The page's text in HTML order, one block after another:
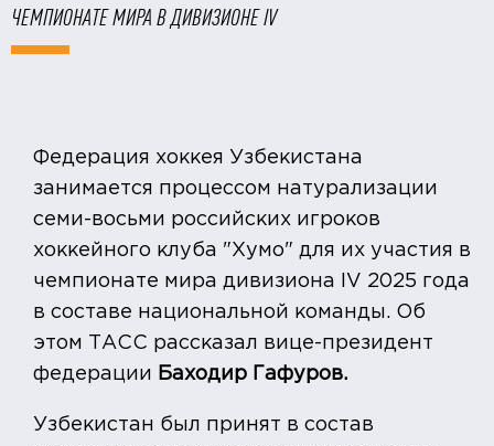
ЧЕМПИОНАТЕ МИРА В ДИВИЗИОНЕ IV
Федерация хоккея Узбекистана
занимается процессом натурализации
семи-восьми российских игроков
хоккейного клуба "Хумо" для их участия в
чемпионате мира дивизиона IV 2025 года
в составе национальной команды. Об
этом ТАСС рассказал вице-президент
федерации Баходир Гафуров.
Узбекистан был принят в состав